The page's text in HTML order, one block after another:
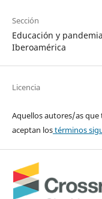
Sección
Educación y
Iberoamérica
Licencia
Aquellos autores/as que
aceptan lostérminos